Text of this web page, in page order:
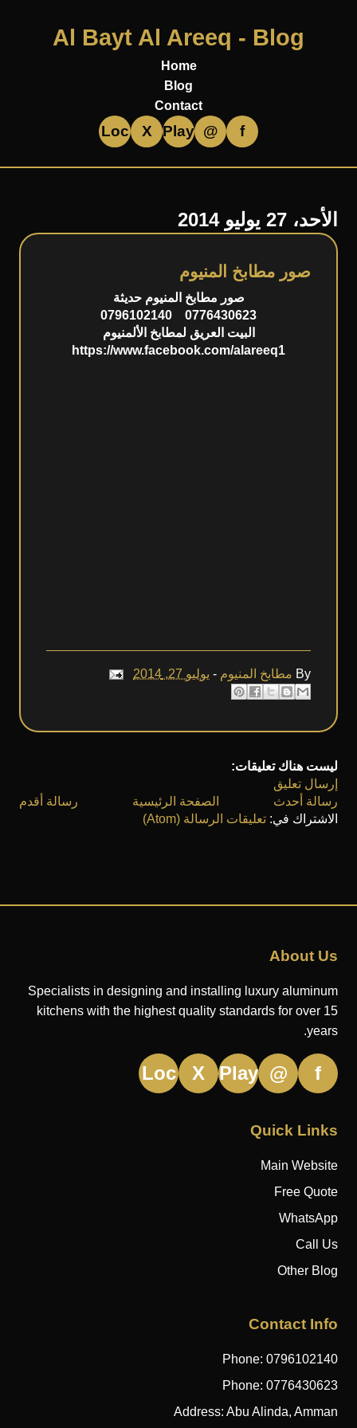
Al Bayt Al Areeq - Blog
Home
Blog
Contact
@
Play
X
Loc
27 يوليو 2014
صور مطابخ المنيوم
صور مطابخ المنيوم حديثة
0776430623 0796102140
البيت العريق لمطابخ الألمنيوم
https://www.facebook.com/alareeq1
مطابخ المنيوم-يوليو 27, 2014
هناك تعليقات:
تعليق
أحدث
رسالة أقدم
الصفحة الرئيسية
في: تعليقات الرسالة (Atom)
About
Specialists in designing and installing luxury
kitchens with the highest quality standards for over
@
Play
X
Loc
Quick
Main
Free
Call
Other
Contact
Phone:
Phone:
Address: Abu Alinda,